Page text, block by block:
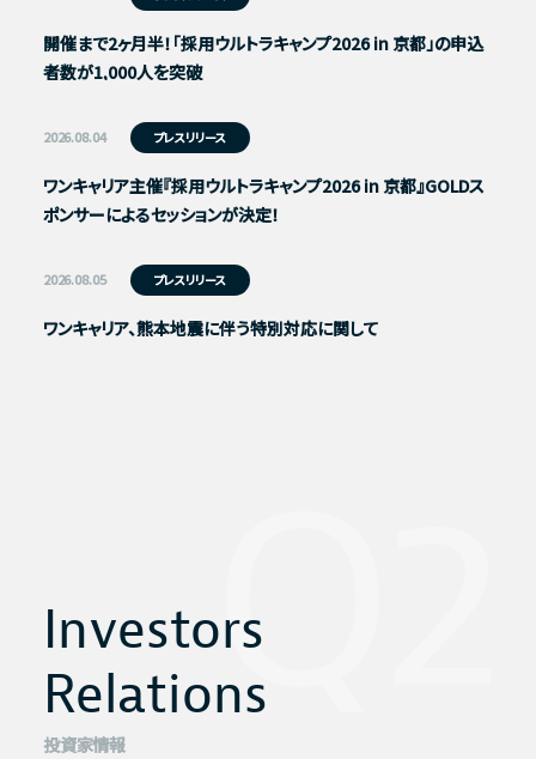
開催まで2ヶ月半！「採用ウルトラキャンプ2026 in 京都」の申込
者数が1,000人を突破
2026.08.04 プレスリリース
ワンキャリア主催『採用ウルトラキャンプ2026 in 京都』GOLDス
ポンサーによるセッションが決定！
2026.08.05 プレスリリース
ワンキャリア、熊本地震に伴う特別対応に関して
Investors
Relations
Investors
Relations
投資家情報 Q2